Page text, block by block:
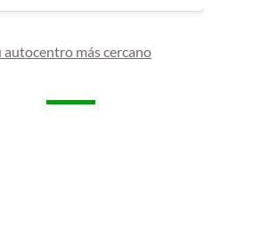
autocentro más cercano